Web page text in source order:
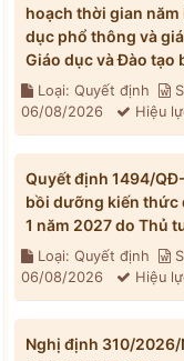
hoạch thời gian
dục phổ thông và
Giáo dục và Đào tạo
Loại: Quyết định
06/08/2026
Hiệu
Quyết định 1494/
bồi dưỡng kiến thức
1 năm 2027 do Thủ
Loại: Quyết định
06/08/2026
Hiệu
Nghị định 310/